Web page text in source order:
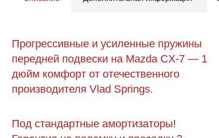
Прогрессивные и усиленные пружины
передней подвески на Mazda CX-7 — 1
дюйм комфорт от отечественного
производителя Vlad Springs.
Под стандартные амортизаторы!